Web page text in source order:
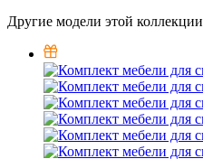
Другие модели этой коллекции